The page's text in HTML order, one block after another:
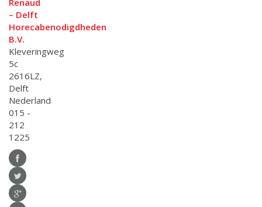
Renaud
– Delft
Horecabenodigdheden
B.V.
Kleveringweg
5c
2616LZ,
Delft
Nederland
015 -
212
1225